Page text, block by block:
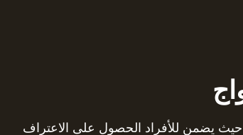
حيث يضمن للأفراد الحصول على الاعتراف